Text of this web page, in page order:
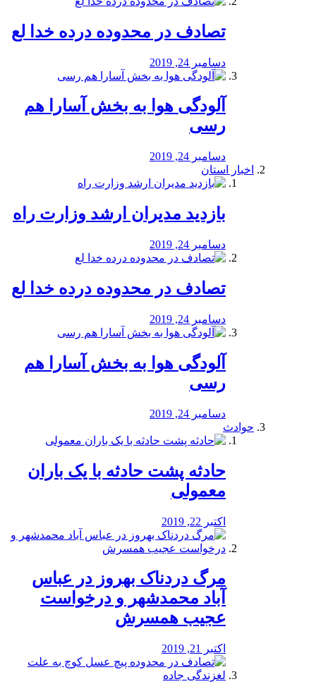
تصادف در محدوده درده خدا لع
دسامبر 24, 2019
آلودگی هوا به بخش آسارا هم
رسی
دسامبر 24, 2019
اخبار استان
بازدید مدیران ارشد وزارت راه
دسامبر 24, 2019
تصادف در محدوده درده خدا لع
دسامبر 24, 2019
آلودگی هوا به بخش آسارا هم
رسی
دسامبر 24, 2019
حوادث
️حادثه پشت حادثه با یک باران
معمولی
اکتبر 22, 2019
مرگ دردناک بهروز در عباس
آباد محمدشهر و درخواست
عجیب همسرش
اکتبر 21, 2019